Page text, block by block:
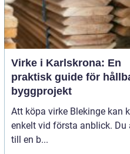
Virke i Karlskrona: En
praktisk guide för
byggprojekt
Att köpa virke Blekinge kan
enkelt vid första anblick. Du
till en b...